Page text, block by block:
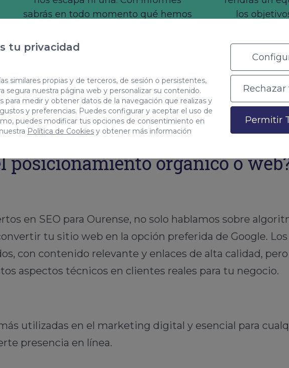
tu privacidad
similares propias y de terceros, de sesión o persistentes,
segura nuestra página web y personalizar su contenido.
para medir y obtener datos de la navegación que realizas y
y preferencias. Puedes configurar y aceptar el uso de
puedes modificar tus opciones de consentimiento en
Política de Cookies y obtener más información
Rechazar
Permitir
sabrás en todo momento qué hemos
los
posicionamiento orgánico o
en SEO para Ourense, no solo hablamos sobre
tu sitio web en la opción preferida de Google.
con contenido relevante y enlaces de alta calidad,
aspectos técnicos en clientes reales para tu negocio.
utilizadas en el marketing digital y esencial para
presencia en línea.